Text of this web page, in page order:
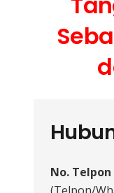
No. Telpon